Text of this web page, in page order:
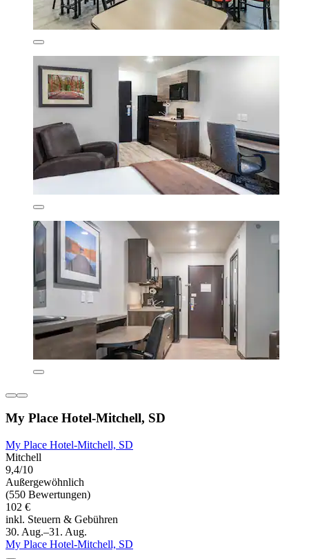
My Place Hotel-Mitchell, SD
My Place Hotel-Mitchell, SD
Mitchell
9,4/10
Außergewöhnlich
(550 Bewertungen)
102 €
inkl. Steuern & Gebühren
30. Aug.–31. Aug.
My Place Hotel-Mitchell, SD